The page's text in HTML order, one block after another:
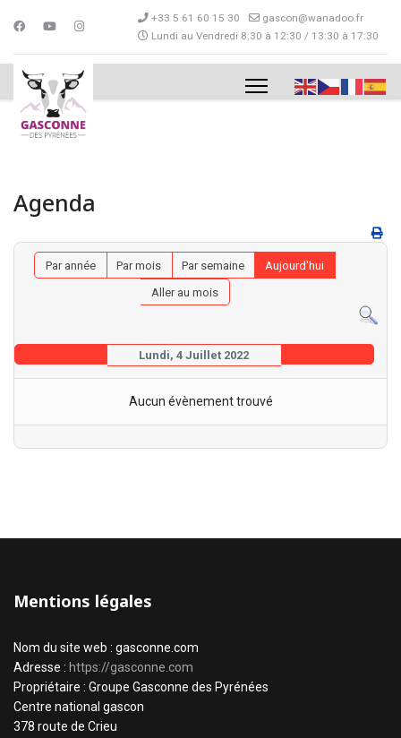
+33 5 61 60 15 30
gascon@wanadoo.fr
Lundi au Vendredi 8:30 à 12:30 / 13:30 à 17:30
Agenda
Par année Par mois Par semaine
Aujourd'hui
Aller au mois
Lundi, 4 Juillet 2022
Aucun évènement trouvé
Mentions légales
Nom du site web : gasconne.com
Adresse : https://gasconne.com
Propriétaire : Groupe Gasconne des Pyrénées
Centre national gascon
378 route de Crieu